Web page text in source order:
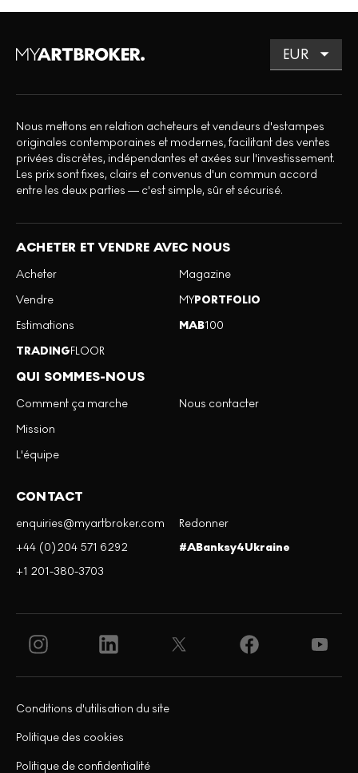
Nous mettons en relation acheteurs et vendeurs d'estampes
originales contemporaines et modernes, facilitant des ventes
privées discrètes, indépendantes et axées sur l'investissement.
Les prix sont fixes, clairs et convenus d'un commun accord
entre les deux parties — c'est simple, sûr et sécurisé.
ACHETER ET VENDRE AVEC NOUS
Acheter
Vendre
Estimations
TRADINGFLOOR
Magazine
MYPORTFOLIO
MAB100
QUI SOMMES-NOUS
Comment ça marche
Mission
L'équipe
Nous contacter
CONTACT
enquiries@myartbroker.com
+44 (0)204 571 6292
+1 201-380-3703
Redonner
#ABanksy4Ukraine
Politique de confidentialité
Politique des cookies
Conditions d'utilisation du site